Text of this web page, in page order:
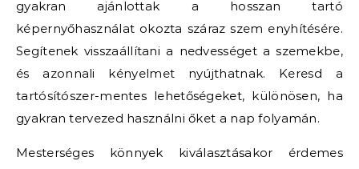
gyakran ajánlottak a hosszan tartó
képernyőhasználat okozta száraz szem enyhítésére.
Segítenek visszaállítani a nedvességet a szemekbe,
és azonnali kényelmet nyújthatnak. Keresd a
tartósítószer-mentes lehetőségeket, különösen, ha
gyakran tervezed használni őket a nap folyamán.
Mesterséges könnyek kiválasztásakor érdemes